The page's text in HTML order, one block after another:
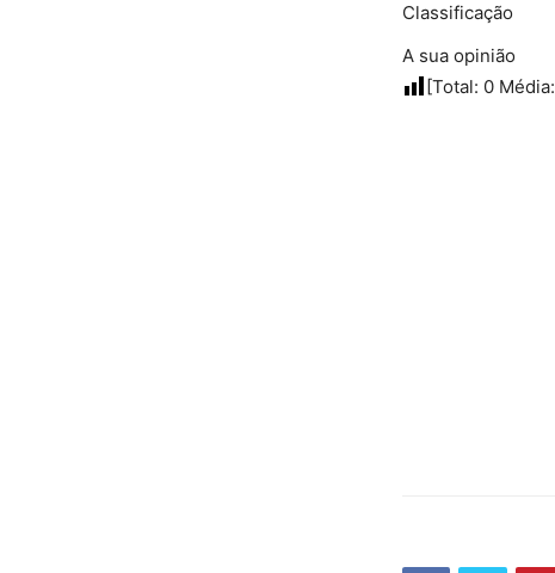
Classificação
A sua opinião
[Total: 0 Média: